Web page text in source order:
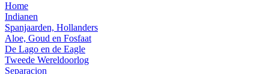
Home
Indianen
Spanjaarden, Hollanders
Aloe, Goud en Fosfaat
De Lago en de Eagle
Tweede Wereldoorlog
Separacion